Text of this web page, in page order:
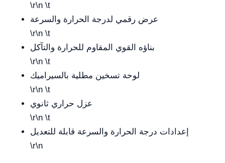
\r\n \t
عرض رقمي لدرجة الحرارة والسرعة
\r\n \t
بناؤه القوي المقاوم للحرارة والتآكل
\r\n \t
لوحة تسخين مطلية بالسيراميك
\r\n \t
عزل حراري ثانوي
\r\n \t
إعدادات درجة الحرارة والسرعة قابلة للتعديل
\r\n